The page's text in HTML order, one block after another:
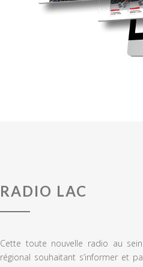
RADIO LAC
Cette toute nouvelle radio au
régional souhaitant s’informer et